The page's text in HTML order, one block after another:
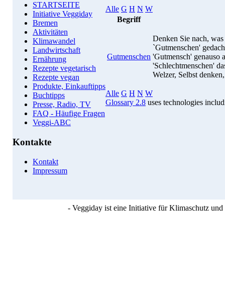
STARTSEITE
Initiative Veggiday
Bremen
Aktivitäten
Klimawandel
Landwirtschaft
Ernährung
Rezepte vegetarisch
Rezepte vegan
Produkte, Einkauftipps
Buchtipps
Presse, Radio, TV
FAQ - Häufige Fragen
Veggi-ABC
Kontakte
Kontakt
Impressum
Alle G H N W
Begriff
Gutmenschen
Denken Sie nach,
`Gutmenschen'
'Gutmensch'
'Schlechtmenschen'
Welzer, Selbst
Alle G H N W
Glossary 2.8 uses technologies
- Veggiday ist eine Initiative für Klimaschutz